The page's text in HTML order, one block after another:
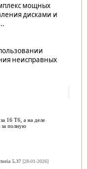
мощных
дисками и
неисправных
16 Тб, а на деле
за полную
5.37[28-01-2026]